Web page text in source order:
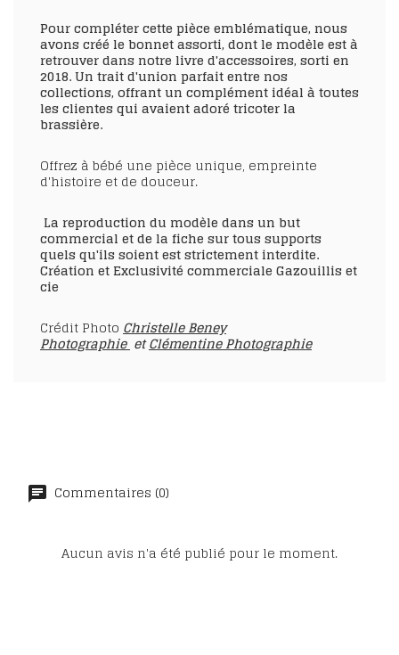
Pour compléter cette pièce emblématique, nous
avons créé le bonnet assorti, dont le modèle est à
retrouver dans notre livre d'accessoires, sorti en
2018. Un trait d'union parfait entre nos
collections, offrant un complément idéal à toutes
les clientes qui avaient adoré tricoter la
brassière.
Offrez à bébé une pièce unique, empreinte
d'histoire et de douceur.
La reproduction du modèle dans un but
commercial et de la fiche sur tous supports
quels qu'ils soient est strictement interdite.
Création et Exclusivité commerciale Gazouillis et
cie
Crédit Photo Christelle Beney
Photographie etClémentine Photographie
Commentaires (0)
Aucun avis n'a été publié pour le moment.